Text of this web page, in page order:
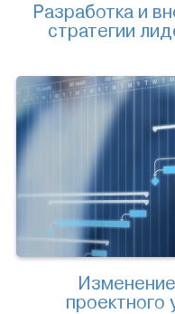
Разработка и
стратегии
проектного